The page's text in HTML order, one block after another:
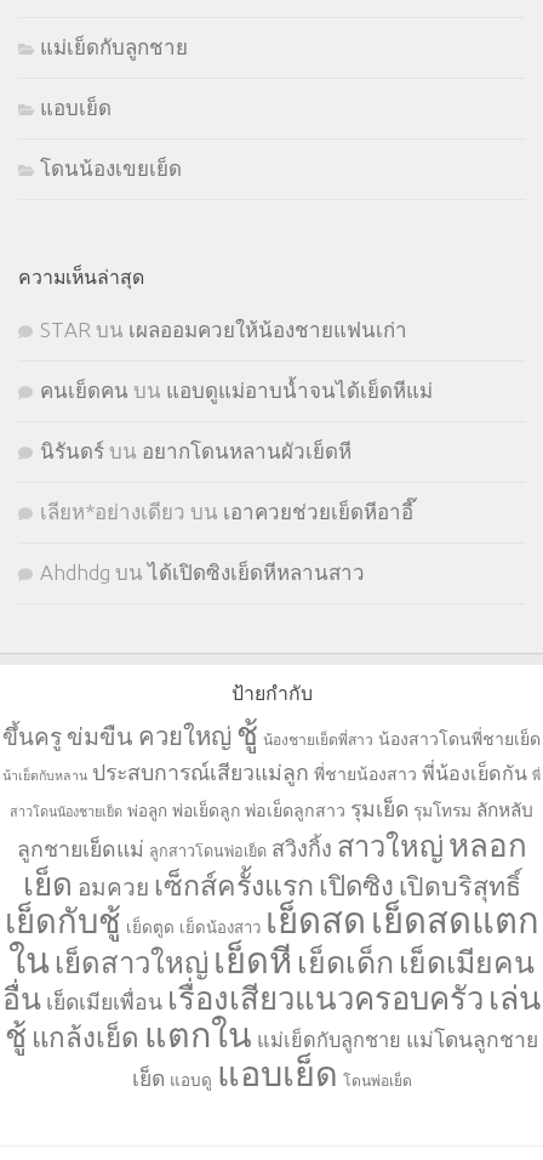
แม่เย็ดกับลูกชาย
แอบเย็ด
โดนน้องเขยเย็ด
ความเห็นล่าสุด
STㅤAR บน เผลออมควยให้น้องชายแฟนเก่า
คนเย็ดคน บน แอบดูแม่อาบน้ำจนได้เย็ดหีแม่
นิรันดร์ บน อยากโดนหลานผัวเย็ดหี
เลียห*อย่างเดียว บน เอาควยช่วยเย็ดหีอาอี๊
Ahdhdg บนได้เปิดซิงเย็ดหีหลานสาว
ป้ายกำกับ
ขึ้นครู ข่มขืน ควยใหญ่ ชู้ น้องชายเย็ดพี่สาว น้องสาวโดนพี่ชายเย็ด
น้าเย็ดกับหลาน ประสบการณ์เสียวแม่ลูก พี่ชายน้องสาว พี่น้องเย็ดกัน พี่
สาวโดนน้องชายเย็ด พ่อลูก พ่อเย็ดลูก พ่อเย็ดลูกสาว รุมเย็ด รุมโทรม ลักหลับ
ลูกชายเย็ดแม่ ลูกสาวโดนพ่อเย็ด สวิงกิ้ง สาวใหญ่ หลอก
เย็ด อมควย เซ็กส์ครั้งแรก เปิดซิง เปิดบริสุทธิ์
เย็ดกับชู้ เย็ดตูด เย็ดน้องสาว เย็ดสด เย็ดสดแตก
ใน เย็ดสาวใหญ่ เย็ดหี เย็ดเด็ก เย็ดเมียคน
อื่น เย็ดเมียเพื่อน เรื่องเสียวแนวครอบครัว เล่น
ชู้ แกล้งเย็ด แตกใน แม่เย็ดกับลูกชาย แม่โดนลูกชาย
เย็ด แอบดู แอบเย็ด โดนพ่อเย็ด